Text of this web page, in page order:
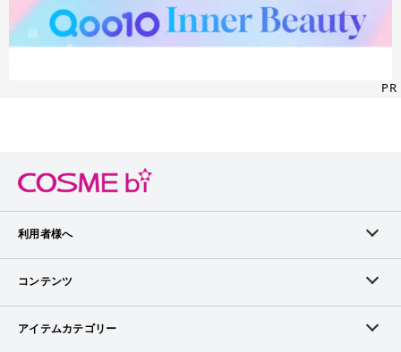
PR
利用者様へ
メンバーログイン
コンテンツ
ランキング
アイテムカテゴリー